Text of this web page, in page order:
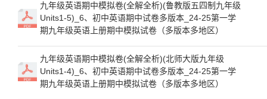
九年级英语期中模拟卷(全解全析)(鲁教版五四制九年级
Units1-5)_6、初中英语期中试卷多版本_24-25第一学
期九年级英语上册期中模拟试卷（多版本多地区）
九年级英语期中模拟卷(全解全析)(北师大版九年级
Units1-4)_6、初中英语期中试卷多版本_24-25第一学
期九年级英语上册期中模拟试卷（多版本多地区）